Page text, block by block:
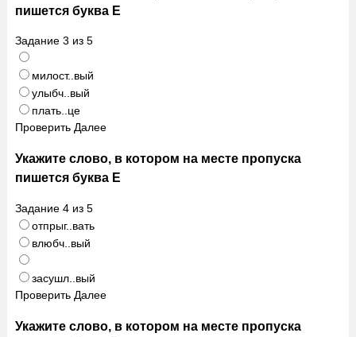
пишется буква Е
Задание 3 из 5
милост..вый
улыбч..вый
плать..це
Проверить Далее
Укажите слово, в котором на месте пропуска
пишется буква Е
Задание 4из 5
отпрыг..вать
влюбч..вый
засушл..вый
Проверить Далее
Укажите слово, в котором на месте пропуска